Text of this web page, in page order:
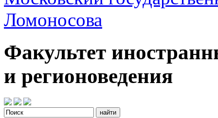
Ломоносова
Факультет
и регионоведения